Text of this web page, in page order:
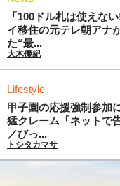
「100ドル札は使えな
イ移住の元テレ朝アナ
た“最...
大木優紀
Lifestyle
甲子園の応援強制参加
猛クレーム「ネットで
／びっ...
トシタカマサ